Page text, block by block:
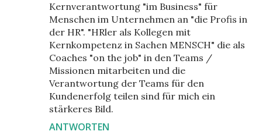
Kernverantwortung "im Business" für
Menschen im Unternehmen an "die Profis in
der HR". "HRler als Kollegen mit
Kernkompetenz in Sachen MENSCH" die als
Coaches "on the job" in den Teams /
Missionen mitarbeiten und die
Verantwortung der Teams für den
Kundenerfolg teilen sind für mich ein
stärkeres Bild.
ANTWORTEN